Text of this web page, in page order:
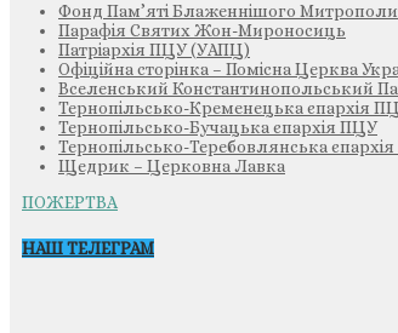
Фонд Пам’яті Блаженнішого
Парафія Святих Жон-Мироносиць
Патріархія ПЦУ (УАПЦ)
Офіційна сторінка – Помісна Церква
Вселенський Константинопольський
Тернопільсько-Кременецька єпархія
Тернопільсько-Бучацька єпархія ПЦУ
Тернопільсько-Теребовлянська
Щедрик – Церковна Лавка
ПОЖЕРТВА
НАШ ТЕЛЕГРАМ